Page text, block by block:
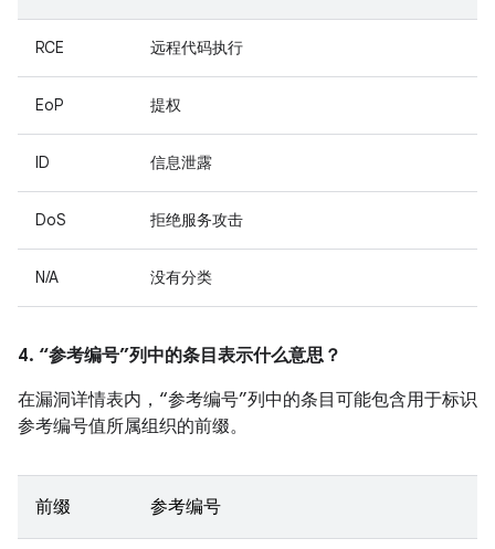
RCE 远程代码执行
EoP 提权
ID 信息泄露
DoS 拒绝服务攻击
N/A 没有分类
4. “参考编号”列中的条目表示什么意思？
在漏洞详情表内，“参考编号”列中的条目可能包含用于标识
参考编号值所属组织的前缀。
前缀 参考编号